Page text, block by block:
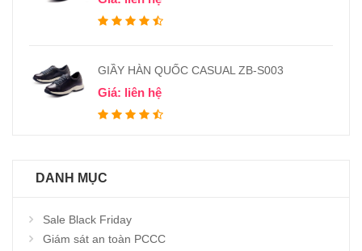
GIẦY HÀN QUỐC CASUAL ZB-S003
Giá: liên hệ
DANH MỤC
Sale Black Friday
Giám sát an toàn PCCC